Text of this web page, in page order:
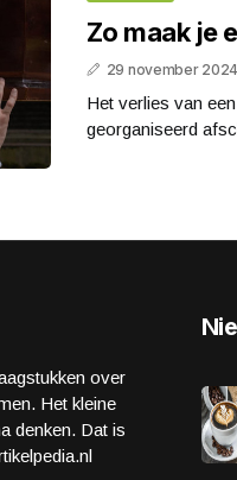
Zo maak je
29 november 2024
Het verlies van
georganiseerd
over
Het kleine
denken. Dat is